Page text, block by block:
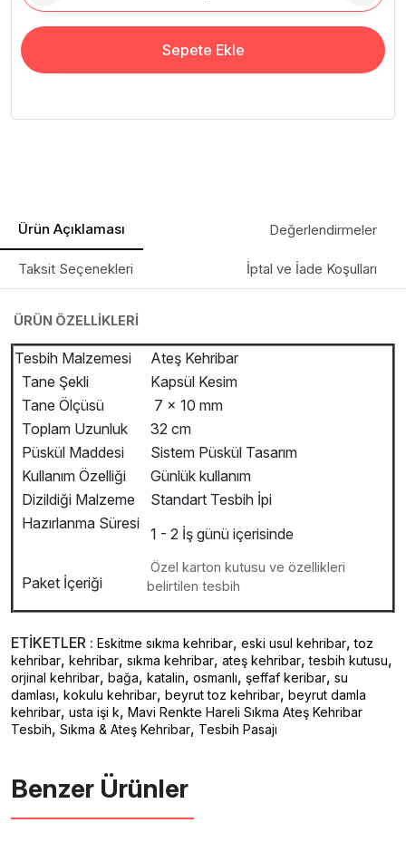
Sepete Ekle
Ürün Açıklaması Değerlendirmeler
Taksit Seçenekleri İptal ve İade Koşulları
ÜRÜN ÖZELLİKLERİ
Tesbih Malzemesi
Ateş Kehribar
Tane Şekli
Kapsül Kesim
Tane Ölçüsü
7 x 10 mm
Toplam Uzunluk
32 cm
Püskül Maddesi
Sistem Püskül Tasarım
Kullanım Özelliği
Günlük kullanım
Dizildiği Malzeme
Standart Tesbih İpi
Hazırlanma Süresi
1 - 2 İş günü içerisinde
Paket İçeriği
Özel karton kutusu ve özellikleri
belirtilen tesbih
ETİKETLER : Eskitme sıkma kehribar, eski usul kehribar,toz
kehribar, kehribar, sıkma kehribar, ateş kehribar,tesbih kutusu,
orjinal kehribar, bağa, katalin, osmanlı, şeffaf keribar, su
damlası, kokulu kehribar, beyrut toz kehribar, beyrut damla
kehribar, usta işi k, Mavi Renkte Hareli Sıkma Ateş Kehribar
Tesbih, Sıkma & Ateş Kehribar, Tesbih Pasajı
Benzer Ürünler ️